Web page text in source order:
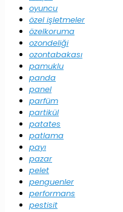
oyuncu
özel işletmeler
özelkoruma
ozondeliği
ozontabakası
pamuklu
panda
panel
parfüm
partikül
patates
patlama
payı
pazar
pelet
penguenler
performans
pestisit